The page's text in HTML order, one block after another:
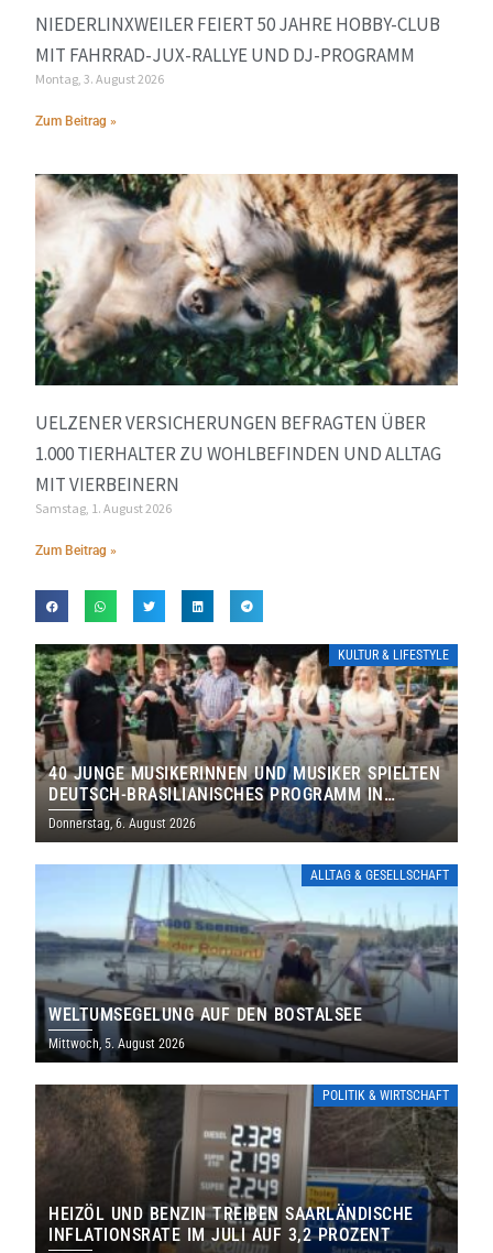
NIEDERLINXWEILER FEIERT 50 JAHRE HOBBY-CLUB
MIT FAHRRAD-JUX-RALLYE UND DJ-PROGRAMM
Montag, 3. August 2026
Zum Beitrag »
UELZENER VERSICHERUNGEN BEFRAGTEN ÜBER
1.000 TIERHALTER ZU WOHLBEFINDEN UND ALLTAG
MIT VIERBEINERN
Samstag, 1. August 2026
Zum Beitrag »
KULTUR & LIFESTYLE
40 JUNGE MUSIKERINNEN UND MUSIKER SPIELTEN
DEUTSCH-BRASILIANISCHES PROGRAMM IN
THOLEY
Donnerstag, 6. August 2026
ALLTAG & GESELLSCHAFT
WELTUMSEGELUNG AUF DEN BOSTALSEE
Mittwoch, 5. August 2026
POLITIK & WIRTSCHAFT
HEIZÖL UND BENZIN TREIBEN SAARLÄNDISCHE
INFLATIONSRATE IM JULI AUF 3,2 PROZENT